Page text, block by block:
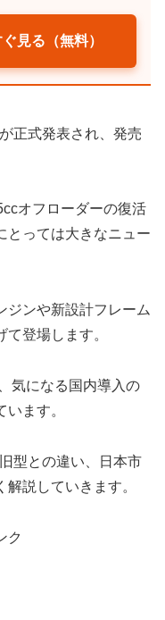
見る（無料）
正式発表され、発売
オフローダーの復活
とっては大きなニュー
ジンや新設計フレーム
登場します。
気になる国内導入の
ます。
型との違い、日本市
説していきます。
ク